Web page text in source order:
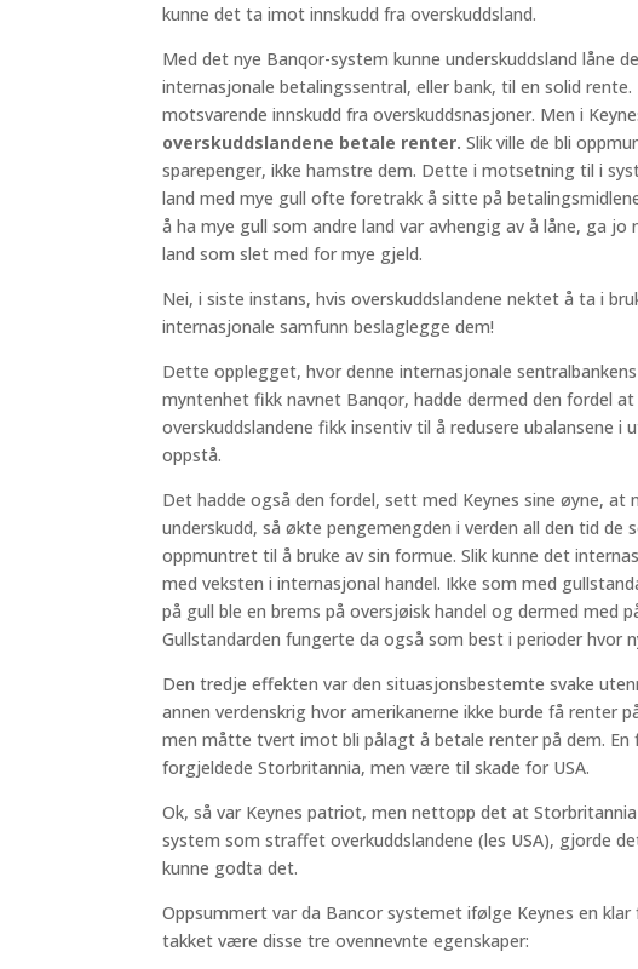
kunne det ta imot innskudd fra overskuddsland.
Med det nye Banqor-system kunne underskuddsland låne
internasjonale betalingssentral, eller bank, til en solid
motsvarende innskudd fra overskuddsnasjoner. Men i
overskuddslandene betale renter. Slik ville de bli
sparepenger, ikke hamstre dem. Dette i motsetning til i
land med mye gull ofte foretrakk å sitte på
å ha mye gull som andre land var avhengig av å låne, ga
land som slet med for mye gjeld.
Nei, i siste instans, hvis overskuddslandene nektet å ta i
internasjonale samfunn beslaglegge dem!
Dette opplegget, hvor denne internasjonale
myntenhet fikk navnet Banqor, hadde dermed den fordel
overskuddslandene fikk insentiv til å redusere ubalansene i
oppstå.
Det hadde også den fordel, sett med Keynes sine øyne, at
underskudd, så økte pengemengden i verden all den tid de
oppmuntret til å bruke av sin formue. Slik kunne det
med veksten i internasjonal handel. Ikke som med
på gull ble en brems på oversjøisk handel og dermed med
Gullstandarden fungerte da også som best i perioder hvor
Den tredje effekten var den situasjonsbestemte svake
annen verdenskrig hvor amerikanerne ikke burde få renter
men måtte tvert imot bli pålagt å betale renter på dem. En
forgjeldede Storbritannia, men være til skade for USA.
Ok, så var Keynes patriot, men nettopp det at
system som straffet overkuddslandene (les USA), gjorde
kunne godta det.
Oppsummert var da Bancor systemet ifølge Keynes en
takket være disse tre ovennevnte egenskaper: